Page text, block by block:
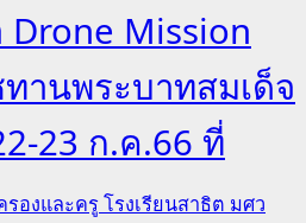
Mission
านพระบาทสมเด็จ
23 ก.ค.66 ที่
องและครู โรงเรียนสาธิต มศว